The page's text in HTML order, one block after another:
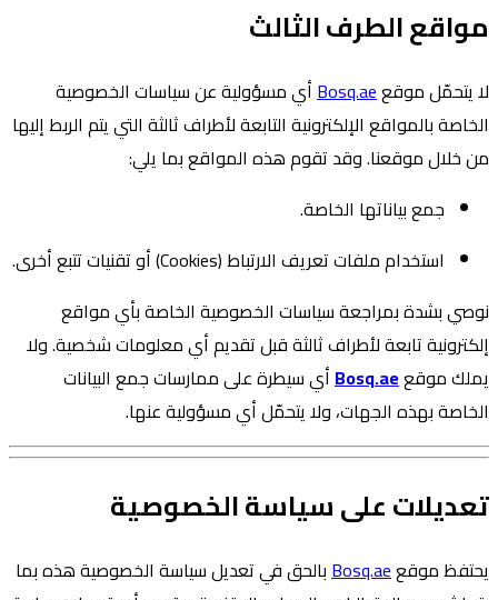
مواقع الطرف الثالث
لا يتحمّل موقعBosq.aeأي مسؤولية عن سياسات الخصوصية
الخاصة بالمواقع الإلكترونية التابعة لأطراف ثالثة التي يتم الربط إليها
من خلال موقعنا. وقد تقوم هذه المواقع بما يلي:
جمع بياناتها الخاصة.
استخدام ملفات تعريف الارتباط (Cookies) أو تقنيات تتبع أخرى.
نوصي بشدة بمراجعة سياسات الخصوصية الخاصة بأي مواقع
إلكترونية تابعة لأطراف ثالثة قبل تقديم أي معلومات شخصية. ولا
يملك موقعBosq.aeأي سيطرة على ممارسات جمع البيانات
الخاصة بهذه الجهات، ولا يتحمّل أي مسؤولية عنها.
تعديلات على سياسة الخصوصية
يحتفظ موقعBosq.aeبالحق في تعديل سياسة الخصوصية هذه بما